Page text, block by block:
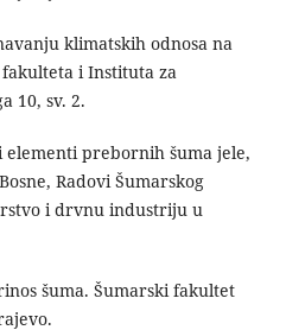
klimatskih odnosa na
i Instituta za
10, sv. 2.
elementi prebornih šuma jele,
Radovi Šumarskog
i drvnu industriju u
šuma. Šumarski fakultet